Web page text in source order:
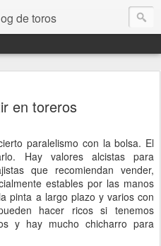
de toros
en toreros
paralelismo con la bolsa. El
Hay valores alcistas para
que recomiendan vender,
estables por las manos
pinta a largo plazo y varios con
hacer ricos si tenemos
y hay mucho chicharro para